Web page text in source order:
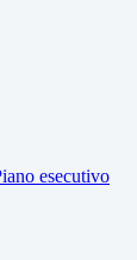
esecutivo